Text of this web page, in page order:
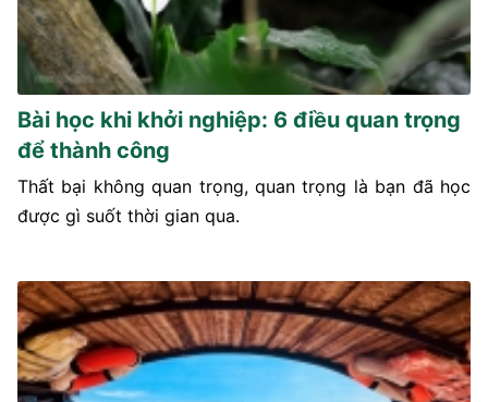
Bài học khi khởi nghiệp: 6 điều quan trọng
để thành công
Thất bại không quan trọng, quan trọng là bạn đã học
được gì suốt thời gian qua.